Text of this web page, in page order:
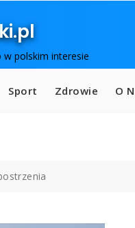
polskim interesie
Sport Zdrowie O